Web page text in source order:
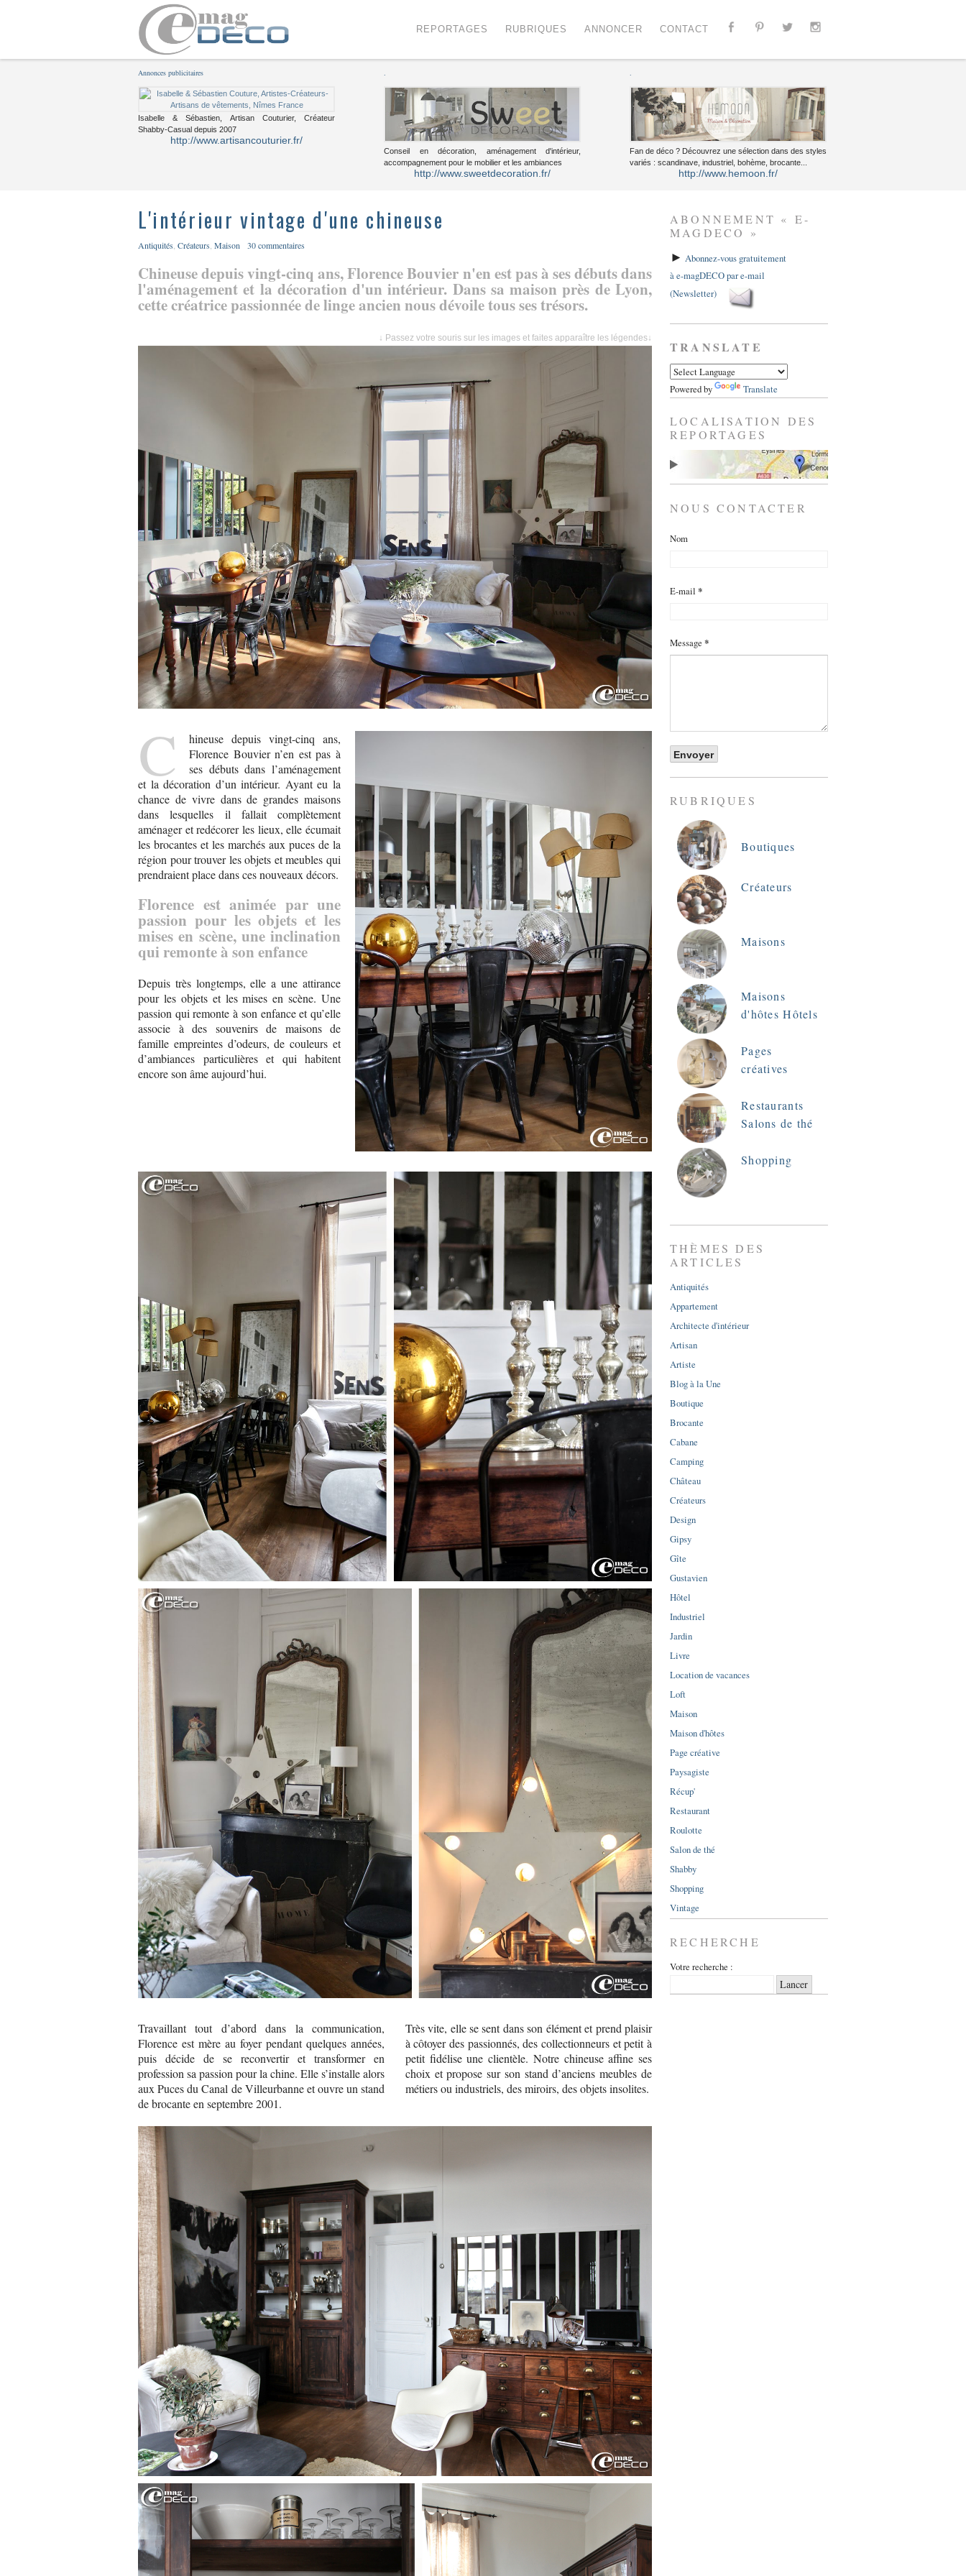
REPORTAGES RUBRIQUES ANNONCER CONTACT
Annonces publicitaires
Isabelle & Sébastien, Artisan Couturier, Créateur
Shabby-Casual depuis 2007
http://www.artisancouturier.fr/
Conseil en décoration, aménagement d'intérieur,
accompagnement pour le mobilier et les ambiances
http://www.sweetdecoration.fr/
Fan de déco ? Découvrez une sélection dans des styles
variés : scandinave, industriel, bohème, brocante...
http://www.hemoon.fr/
L'intérieur vintage d'une chineuse
Antiquités Créateurs Maison 30 commentaires
Chineuse depuis vingt-cinq ans, Florence Bouvier n'en est pas à ses débuts dans
l'aménagement et la décoration d'un intérieur. Dans sa maison près de Lyon,
cette créatrice passionnée de linge ancien nous dévoile tous ses trésors.
↓ Passez votre souris sur les images et faites apparaître les légendes↓
C
hineuse depuis vingt-cinq ans,
Florence Bouvier n’en est pas à
ses débuts dans l’aménagement
et la décoration d’un intérieur. Ayant eu la
chance de vivre dans de grandes maisons
dans lesquelles il fallait complètement
aménager et redécorer les lieux, elle écumait
les brocantes et les marchés aux puces de la
région pour trouver les objets et meubles qui
prendraient place dans ces nouveaux décors.
Florence est animée par une
passion pour les objets et les
mises en scène, une inclination
qui remonte à son enfance
Depuis très longtemps, elle a une attirance
pour les objets et les mises en scène. Une
passion qui remonte à son enfance et qu’elle
associe à des souvenirs de maisons de
famille empreintes d’odeurs, de couleurs et
d’ambiances particulières et qui habitent
encore son âme aujourd’hui.
Travaillant tout d’abord dans la communication,
Florence est mère au foyer pendant quelques années,
puis décide de se reconvertir et transformer en
profession sa passion pour la chine. Elle s’installe alors
aux Puces du Canal de Villeurbanne et ouvre un stand
de brocante en septembre 2001.
Très vite, elle se sent dans son élément et prend plaisir
à côtoyer des passionnés, des collectionneurs et petit à
petit fidélise une clientèle. Notre chineuse affine ses
choix et propose sur son stand d’anciens meubles de
métiers ou industriels, des miroirs, des objets insolites.
ABONNEMENT « E-
MAGDECO »
► Abonnez-vous gratuitement
à e-magDECO par e-mail
(Newsletter)
TRANSLATE
Powered by Translate
LOCALISATION DES
REPORTAGES
NOUS CONTACTER
Nom
E-mail *
Message *
RUBRIQUES
Boutiques
Créateurs
Maisons
Maisons
d'hôtes Hôtels
Pages
créatives
Restaurants
Salons de thé
Shopping
THÈMES DES
ARTICLES
Antiquités
Appartement
Architecte d'intérieur
Artisan
Artiste
Blog à la Une
Boutique
Brocante
Cabane
Camping
Château
Créateurs
Design
Gipsy
Gîte
Gustavien
Hôtel
Industriel
Jardin
Livre
Location de vacances
Loft
Maison
Maison d'hôtes
Page créative
Paysagiste
Récup'
Restaurant
Roulotte
Salon de thé
Shabby
Shopping
Vintage
RECHERCHE
Votre recherche :